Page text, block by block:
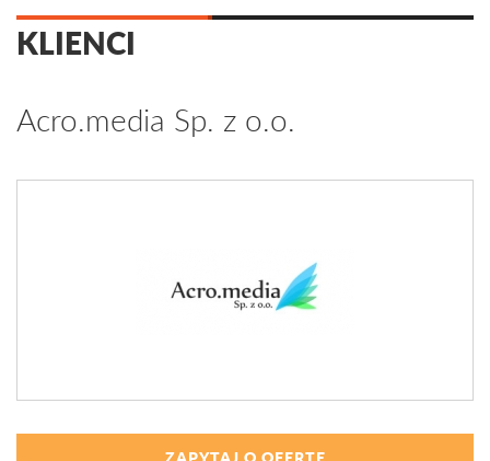
KLIENCI
Acro.media Sp. z o.o.
ZAPYTAJ O OFERTĘ